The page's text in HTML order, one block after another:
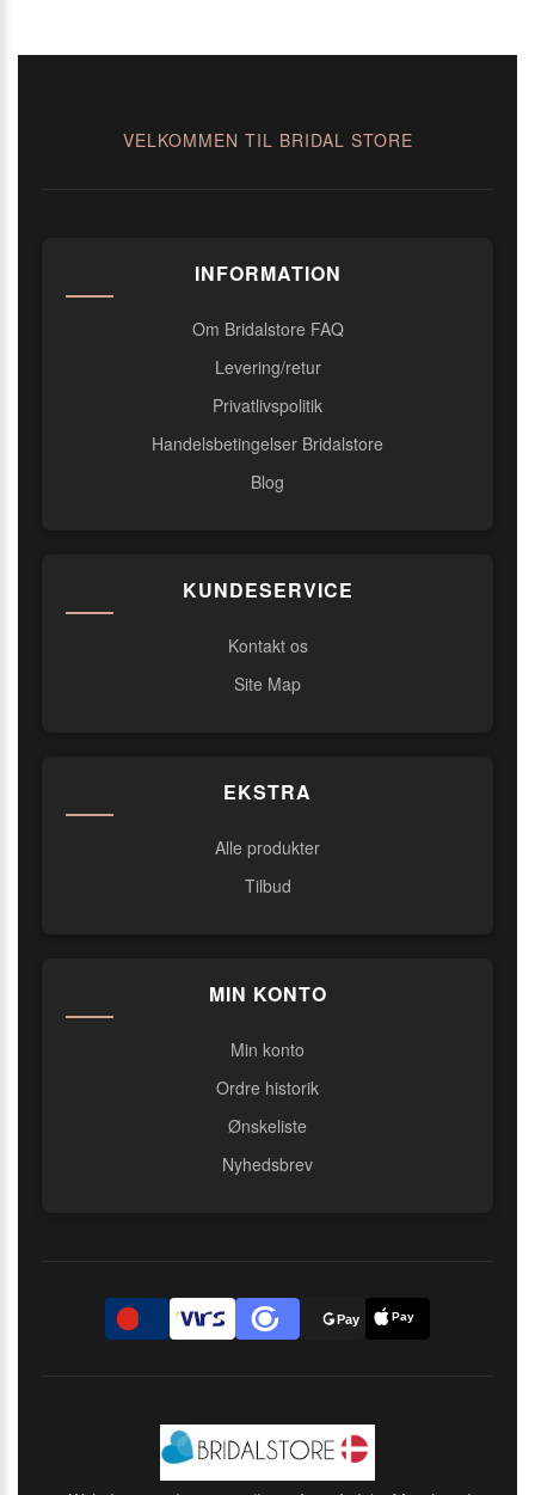
VELKOMMEN TIL BRIDAL STORE
INFORMATION
Om Bridalstore FAQ
Levering/retur
Privatlivspolitik
Handelsbetingelser Bridalstore
Blog
KUNDESERVICE
Kontakt os
Site Map
EKSTRA
Alle produkter
Tilbud
MIN KONTO
Min konto
Ordre historik
Ønskeliste
Nyhedsbrev
D Pay Pay